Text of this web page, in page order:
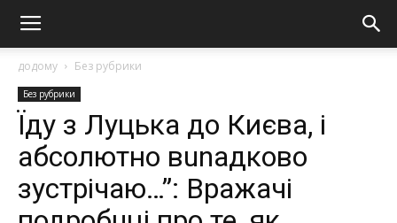
додому Без рубрики
Без рубрики
Їду з Луцька до Києва, і
абсолютно вunадково
зустрічаю…”: Вражачі